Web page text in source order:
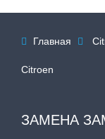
 Главная 
Citroen
ЗАМЕНА